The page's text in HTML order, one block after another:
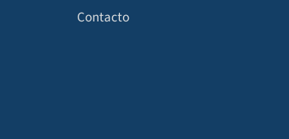
Contacto